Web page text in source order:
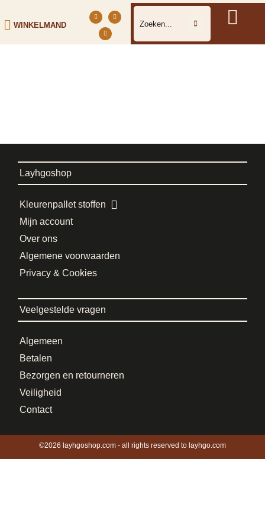
WINKELMAND
Layhgoshop
Kleurenpallet stoffen
Mijn account
Over ons
Algemene voorwaarden
Privacy & Cookies
Veelgestelde vragen
Algemeen
Betalen
Bezorgen en retourneren
Veiligheid
Contact
©2026 layhgoshop.com - all rights reserved to layhgo.com